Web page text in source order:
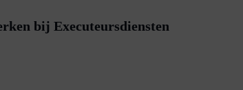
bij Executeursdiensten